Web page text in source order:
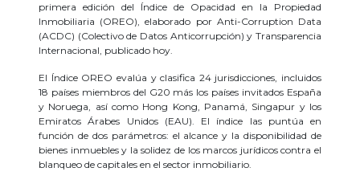
primera edición del Índice de Opacidad en la Propiedad
Inmobiliaria (OREO), elaborado por Anti-Corruption Data
(ACDC) (Colectivo de Datos Anticorrupción) y Transparencia
Internacional, publicado hoy.
El Índice OREO evalúa y clasifica 24 jurisdicciones, incluidos
18 países miembros del G20 más los países invitados España
y Noruega, así como Hong Kong, Panamá, Singapur y los
Emiratos Árabes Unidos (EAU). El índice las puntúa en
función de dos parámetros: el alcance y la disponibilidad de
bienes inmuebles y la solidez de los marcos jurídicos contra el
blanqueo de capitales en el sector inmobiliario.